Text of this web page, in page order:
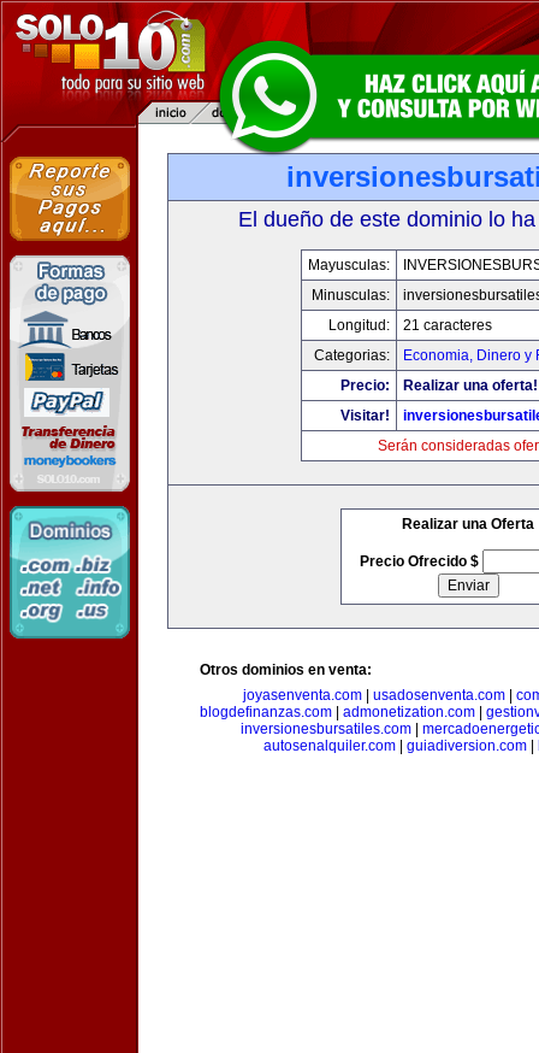
El dueño de este dominio lo
Mayusculas:
Minusculas:
Longitud:
21 caracteres
Categorias:
Economia, Dinero y
Precio:
Realizar una oferta!
Visitar!
Serán consideradas
Realizar una Oferta
Precio Ofrecido $
Otros dominios en venta:
joyasenventa.com
usadosenventa.com
blogdefinanzas.com
admonetization.com
inversionesbursatiles.com|
autosenalquiler.com| guiadiversion.com|